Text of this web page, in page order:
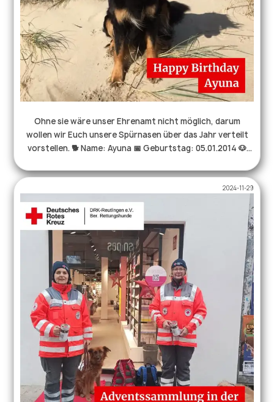
witzigen Art hat sie einen festen Platz in unseren Herzen
eingenommen – und wird unvergessen bleiben. Liebe
Bärbel, die gesamte Bereitschaft der DRK
Rettungshundestaffel Reutlingen trauert mit dir um deine
ganz besondere Tiroler Prinzessin. 👑♥️ Ayuna 05.01.2014 -
08.05.2025🌈 . . . #herzenshund #seelenhunde
#rettungshunde #therapiehund #ehrenamt #drk
Ohne sie wäre unser Ehrenamt nicht möglich, darum
wollen wir Euch unsere Spürnasen über das Jahr verteilt
vorstellen. 🐕 Name: Ayuna 📅 Geburtstag: 05.01.2014 🐶
Verbeller 🧍🏻‍♀Hundeführer: Bärbel 🎁Lieblingsbelohnung:
Leberkäse und davon reichlich 🫶weitere Qualifikation:
Bürohund, ausgebildeter Therapiehund, Katzenerziehung
Noch mehr Infos über uns und unsere Arbeit findet ihr auf
unserer Homepage unter https://rhs-reutlingen.de. . . .
#rettungshund #ehrenamt #hundeliebe #hovawart
#therapiehund #drk #hundmitjob
2024-11-29